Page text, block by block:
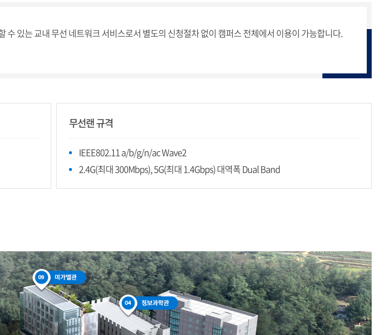
수 있는 교내 무선 네트워크 서비스로서 별도의 신청절차 없이 캠퍼스 전체에서 이용이 가능합니다.
무선랜 규격
IEEE802.11 a/b/g/n/ac Wave2
2.4G(최대 300Mbps), 5G(최대 1.4Gbps) 대역폭 Dual Band